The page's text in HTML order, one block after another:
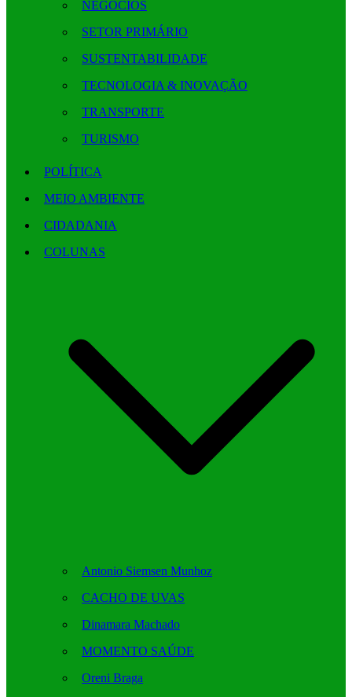
NEGÓCIOS
SETOR PRIMÁRIO
SUSTENTABILIDADE
TECNOLOGIA & INOVAÇÃO
TRANSPORTE
TURISMO
POLÍTICA
MEIO AMBIENTE
CIDADANIA
COLUNAS
Antonio Siemsen Munhoz
CACHO DE UVAS
Dinamara Machado
MOMENTO SAÚDE
Oreni Braga